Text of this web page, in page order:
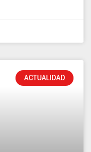
ACTUALIDAD